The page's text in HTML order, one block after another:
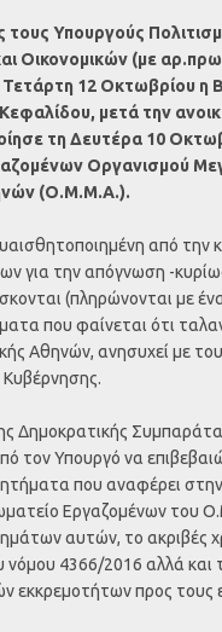
Υπουργούς
Οικονομικών (με
12 Οκτωβρίου η
μετά την
τη Δευτέρα 10
Οργανισμού
(Ο.Μ.Μ.Α.).
από την
για την απόγνωση -
(πληρώνονται με
που φαίνεται ότι
Αθηνών, ανησυχεί με
Κυβέρνησης.
Δημοκρατικής
τον Υπουργό να
που αναφέρει
Εργαζομένων του
αυτών, το ακριβές
4366/2016 αλλά και
εκκρεμοτήτων προς τους